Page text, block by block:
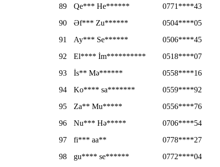
89
Qe*** He******
0771****43
90
Əf*** Zu******
0504****05
91
Ay*** Se******
0506****45
92
El**** İm**********
0518****07
93
İs** Mə******
0558****16
94
Ko**** sa*******
0559****92
95
Za** Mu*****
0556****76
96
Nu*** Hə*****
0706****54
97
fi*** aa**
0778****27
98
gu**** se******
0772****04